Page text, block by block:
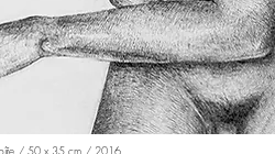
/ 50 x 35 cm / 2016